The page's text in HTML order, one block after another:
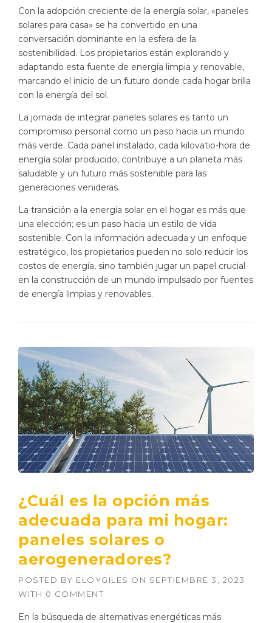
Con la adopción creciente de la energía solar, «paneles
solares para casa» se ha convertido en una
conversación dominante en la esfera de la
sostenibilidad. Los propietarios están explorando y
adaptando esta fuente de energía limpia y renovable,
marcando el inicio de un futuro donde cada hogar brilla
con la energía del sol.
La jornada de integrar paneles solares es tanto un
compromiso personal como un paso hacia un mundo
más verde. Cada panel instalado, cada kilovatio-hora de
energía solar producido, contribuye a un planeta más
saludable y un futuro más sostenible para las
generaciones venideras.
La transición a la energía solar en el hogar es más que
una elección; es un paso hacia un estilo de vida
sostenible. Con la información adecuada y un enfoque
estratégico, los propietarios pueden no solo reducir los
costos de energía, sino también jugar un papel crucial
en la construcción de un mundo impulsado por fuentes
de energía limpias y renovables.
¿Cuál es la opción más
adecuada para mi hogar:
paneles solares o
aerogeneradores?
POSTED BY ELOYGILES ON SEPTIEMBRE 3, 2023
WITH 0 COMMENT
En la búsqueda de alternativas energéticas más